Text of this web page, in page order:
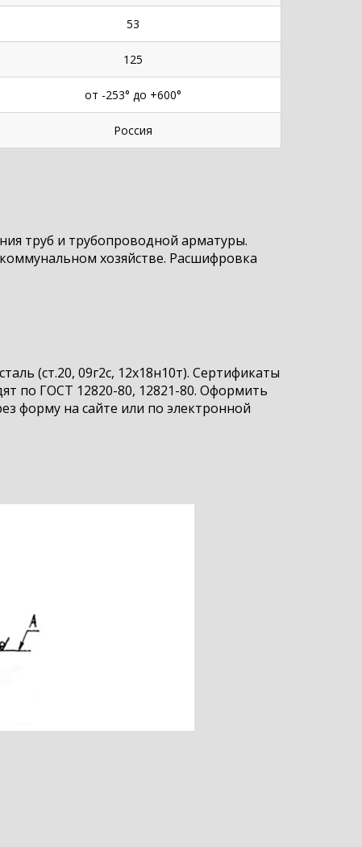
53
125
от -253° до +600°
Россия
труб и трубопроводной арматуры.
хозяйстве. Расшифровка
(ст.20, 09г2с, 12х18н10т). Сертификаты
по ГОСТ 12820-80, 12821-80. Оформить
форму на сайте или по электронной